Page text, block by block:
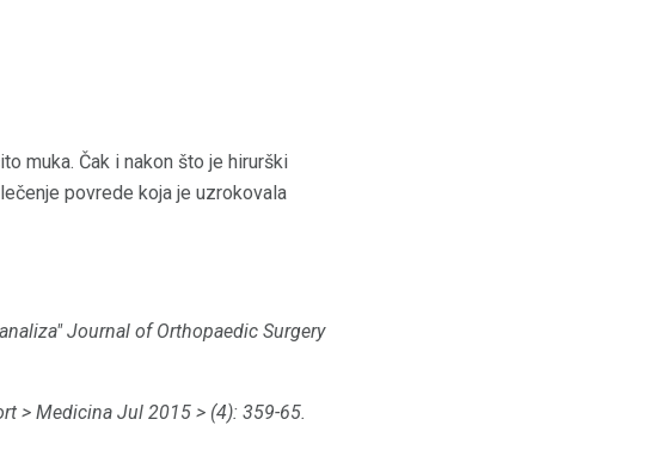
muka. Čak i nakon što je hirurški
povrede koja je uzrokovala
Journal of Orthopaedic Surgery
> Medicina Jul 2015 > (4): 359-65.